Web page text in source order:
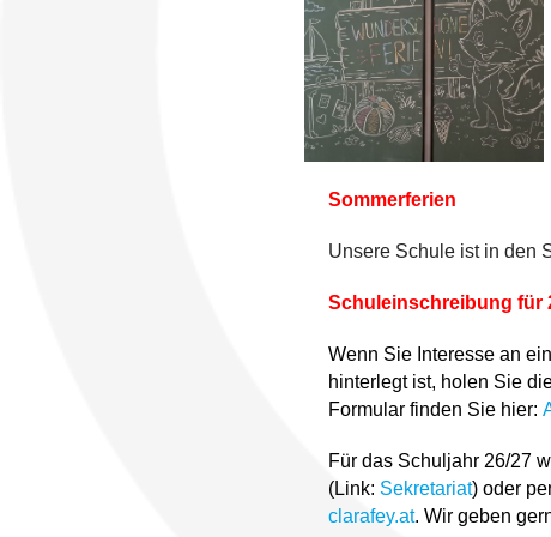
Sommerferien
Unsere Schule ist in den
Schuleinschreibung für
Wenn Sie Interesse an
hinterlegt ist, holen Sie
Formular finden Sie hier:
Für das Schuljahr 26/27
(Link: Sekretariat) oder
clarafey.at. Wir geben